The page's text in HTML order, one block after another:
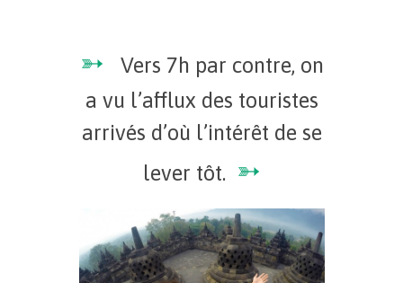
➳
Vers 7h par contre, on
a vu l’afflux des touristes
arrivés d’où l’intérêt de se
lever tôt. ➳